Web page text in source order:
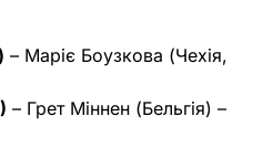
– Маріє Боузкова (Чехія,
– Грет Міннен (Бельгія) –